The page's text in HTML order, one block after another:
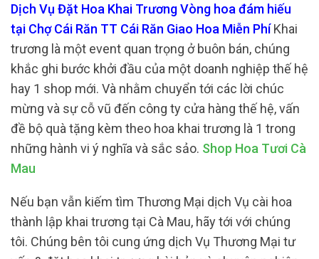
Dịch Vụ Đặt Hoa Khai Trương Vòng hoa đám hiếu
tại Chợ Cái Răn TT Cái Răn Giao Hoa Miễn PhíKhai
trương là một event quan trọng ở buôn bán, chúng
khắc ghi bước khởi đầu của một doanh nghiệp thế hệ
hay 1 shop mới. Và nhằm chuyển tới các lời chúc
mừng và sự cỗ vũ đến công ty cửa hàng thế hệ, vấn
đề bộ quà tặng kèm theo hoa khai trương là 1 trong
những hành vi ý nghĩa và sắc sảo. Shop Hoa Tươi Cà
Mau
Nếu bạn vẫn kiếm tìm Thương Mại dịch Vụ cài hoa
thành lập khai trương tại Cà Mau, hãy tới với chúng
tôi. Chúng bên tôi cung ứng dịch Vụ Thương Mại tư